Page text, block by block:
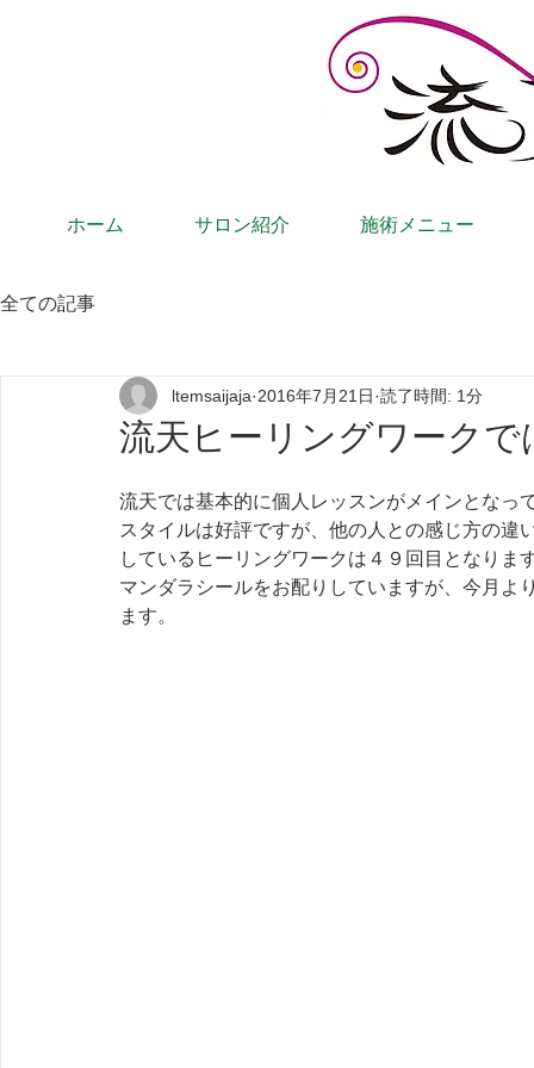
ホーム サロン紹介 施術メニュー
全ての記事
流天ヒーリングワークで
ltemsaijaja 2016年7月21日 読了時間: 1分
流天では基本的に個人レッスンがメインとなっ
スタイルは好評ですが、他の人との感じ方の違
しているヒーリングワークは４９回目となり
マンダラシールをお配りしていますが、今月よ
ます。